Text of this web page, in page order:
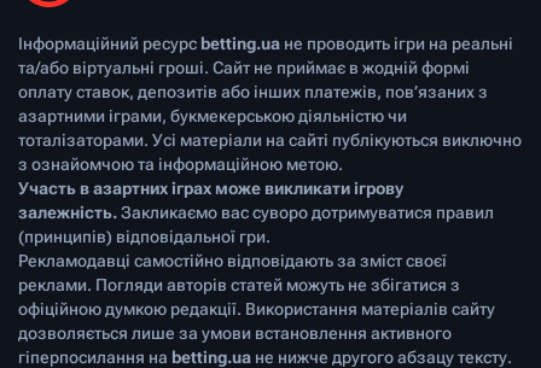
Інформаційний ресурс betting.ua не проводить ігри на реальні
та/або віртуальні гроші. Сайт не приймає в жодній формі
оплату ставок, депозитів або інших платежів, пов’язаних з
азартними іграми, букмекерською діяльністю чи
тоталізаторами. Усі матеріали на сайті публікуються виключно
з ознайомчою та інформаційною метою.
Участь в азартних іграх може викликати ігрову
залежність.Закликаємо вас суворо дотримуватися правил
(принципів) відповідальної гри.
Рекламодавці самостійно відповідають за зміст своєї
реклами. Погляди авторів статей можуть не збігатися з
офіційною думкою редакції. Використання матеріалів сайту
дозволяється лише за умови встановлення активного
гіперпосилання на betting.ua не нижче другого абзацу тексту.